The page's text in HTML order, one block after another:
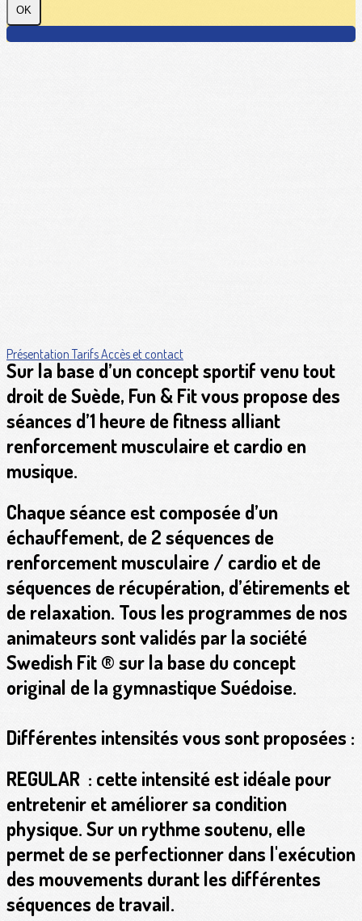
OK
PrésentationTarifsAccès et contact
Sur la base d’un concept sportif venu tout
droit de Suède, Fun & Fitvous propose des
séances d’1 heure de fitness alliant
renforcement musculaire et cardio en
musique.
Chaque séance est composée d’un
échauffement, de 2 séquences de
renforcement musculaire / cardio et de
séquences de récupération, d’étirements et
de relaxation. Tous les programmes de nos
animateurs sont validés par la société
Swedish Fit ® sur la base du concept
original de la gymnastique Suédoise.
Différentes intensités vous sont proposées :
REGULAR : cette intensité est idéale pour
entretenir et améliorer sa condition
physique. Sur un rythme soutenu, elle
permet de se perfectionner dans l'exécution
des mouvements durant les différentes
séquences de travail.